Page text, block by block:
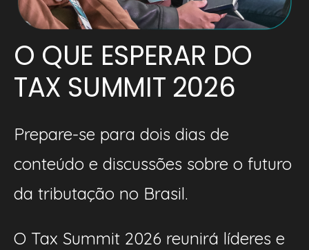
O QUE ESPERAR DO
TAX SUMMIT 2026
Prepare-se para dois dias de
conteúdo e discussões sobre o futuro
da tributação no Brasil.
O Tax Summit 2026 reunirá líderes e